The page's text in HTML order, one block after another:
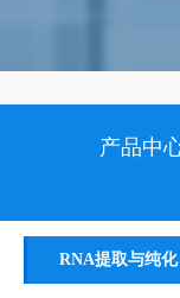
产品中
RNA提取与纯化